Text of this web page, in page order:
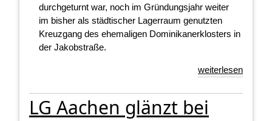
durchgeturnt war, noch im Gründungsjahr weiter
im bisher als städtischer Lagerraum genutzten
Kreuzgang des ehemaligen Dominikanerklosters in
der Jakobstraße.
weiterlesen
LG Aachen glänzt bei